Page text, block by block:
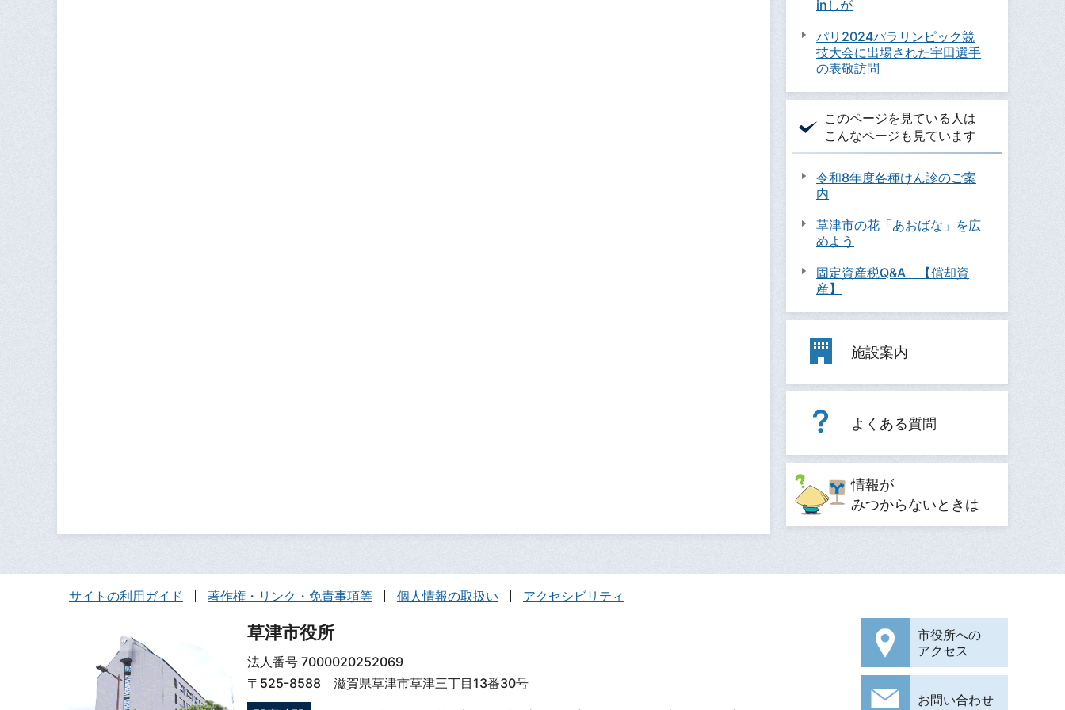
inしが
パリ2024パラリンピック競
技大会に出場された宇田選手
の表敬訪問
このページを見ている人は
こんなページも見ています
令和8年度各種けん診のご案
内
草津市の花「あおばな」を広
めよう
固定資産税Q&A 【償却資
産】
施設案内
よくある質問
情報が
みつからないときは
サイトの利用ガイド 著作権・リンク・免責事項等 個人情報の取扱い アクセシビリティ
草津市役所
法人番号 7000020252069
〒525-8588 滋賀県草津市草津三丁目13番30号
市役所への
アクセス
お問い合わせ